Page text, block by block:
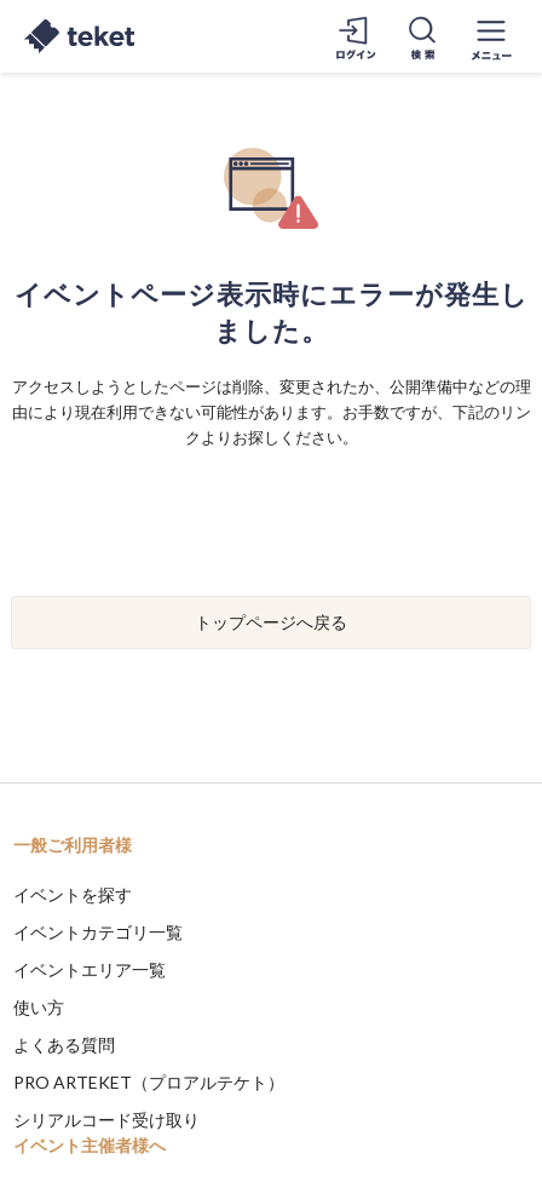
イベントページ表示時にエラーが発生し
ました。
アクセスしようとしたページは削除、変更されたか、公開準備中などの理
由により現在利用できない可能性があります。お手数ですが、下記のリン
クよりお探しください。
トップページへ戻る
一般ご利用者様
イベントを探す
イベントカテゴリ一覧
イベントエリア一覧
使い方
よくある質問
PRO ARTEKET（プロアルテケト）
シリアルコード受け取り
イベント主催者様へ